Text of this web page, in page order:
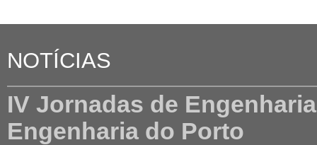
NOTÍCIAS
IV Jornadas de
Engenharia do Porto